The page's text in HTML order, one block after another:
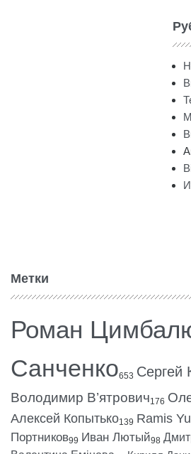
Метки
Роман
Санченко653 Сергей
Володимир В’ятрович176
Алексей Копытько139 Ramis
Портников99 Иван Лютый98